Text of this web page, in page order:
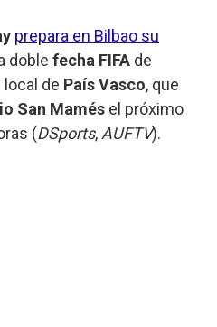
prepara en Bilbao su
doble fecha FIFA de
de País Vasco, que
San Mamés el próximo
(DSports, AUFTV).